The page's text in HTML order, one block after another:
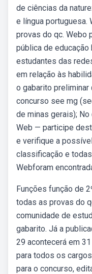
de ciências da
e língua portuguesa.
provas do qc. Webo
pública de
estudantes das
em relação às
o gabarito
concurso see mg
de minas gerais);
Web — participe
e verifique a
classificação e
Webforam
Funções função de
todas as provas do
comunidade de
gabarito. Já a
29 acontecerá em
para todos os
para o concurso,